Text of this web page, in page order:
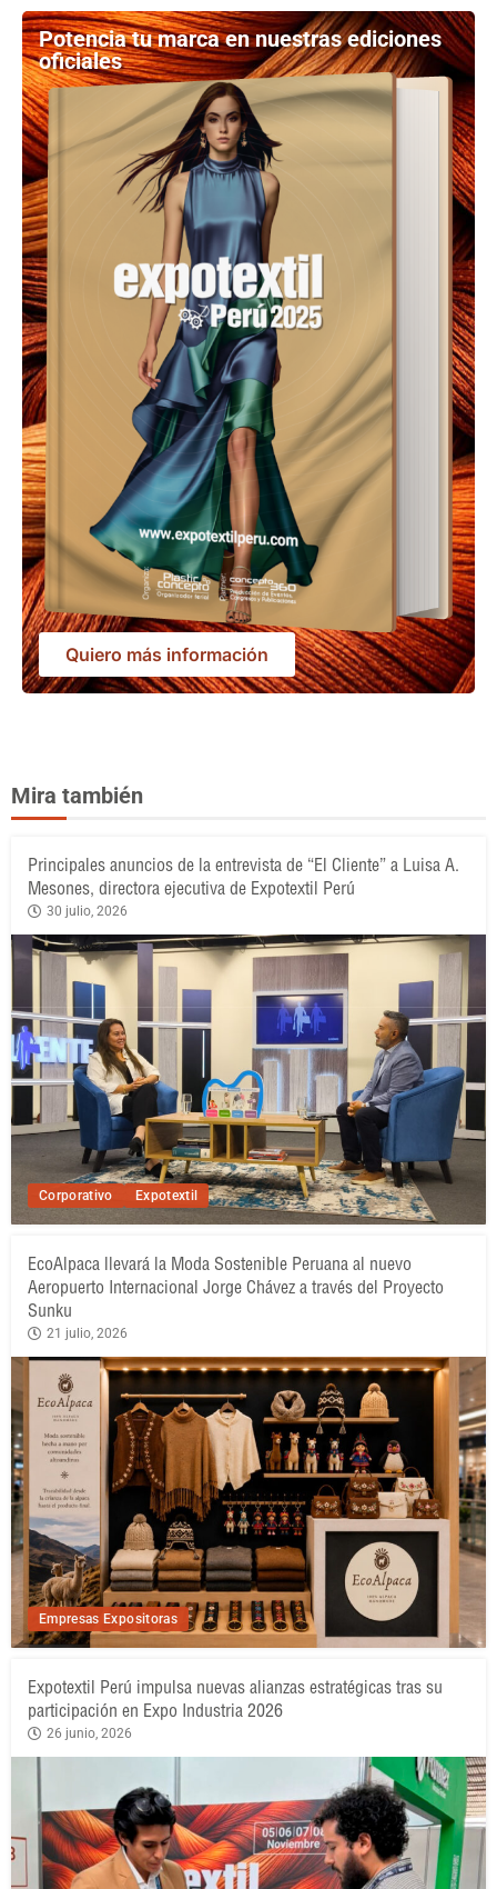
Potencia tu marca en nuestras ediciones
oficiales
Quiero más información
Mira también
Corporativo Expotextil
Principales anuncios de la entrevista de “El Cliente” a Luisa A.
Mesones, directora ejecutiva de Expotextil Perú
30 julio, 2026
Empresas Expositoras
EcoAlpaca llevará la Moda Sostenible Peruana al nuevo
Aeropuerto Internacional Jorge Chávez a través del Proyecto
Sunku
21 julio, 2026
Expotextil Perú impulsa nuevas alianzas estratégicas tras su
participación en Expo Industria 2026
26 junio, 2026